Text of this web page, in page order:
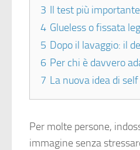
3 Il test più
4 Glueless o fissata
5 Dopo il lavaggio: il
6 Per chi è davvero
7 La nuova idea di
Per molte persone,
immagine senza